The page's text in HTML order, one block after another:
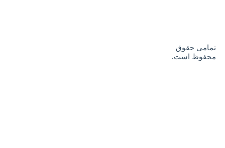
تمامی حقوق
محفوظ است.